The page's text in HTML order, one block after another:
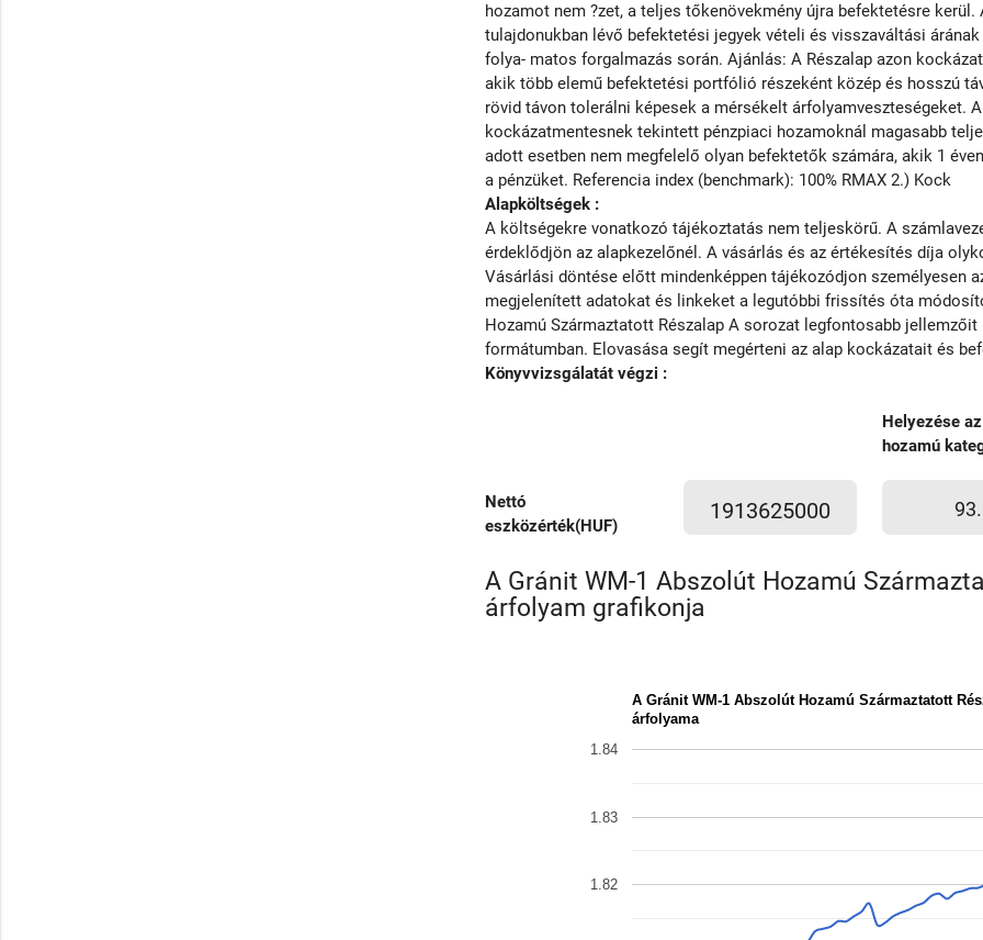
hozamot nem ?zet, a teljes tőkenövekmény újra befektetésre
tulajdonukban lévő befektetési jegyek vételi és visszaváltási
folya- matos forgalmazás során. Ajánlás: A Részalap azon
akik több elemű befektetési portfólió részeként közép és hosszú
rövid távon tolerálni képesek a mérsékelt árfolyamveszteségeket.
kockázatmentesnek tekintett pénzpiaci hozamoknál magasabb
adott esetben nem megfelelő olyan befektetők számára, akik 1
a pénzüket. Referencia index (benchmark): 100% RMAX 2.) Kock
Alapköltségek :
A költségekre vonatkozó tájékoztatás nem teljeskörű. A
érdeklődjön az alapkezelőnél. A vásárlás és az értékesítés díja
Vásárlási döntése előtt mindenképpen tájékozódjon személyesen
megjelenített adatokat és linkeket a legutóbbi frissítés óta
Hozamú Származtatott Részalap A sorozat legfontosabb
formátumban. Elovasása segít megérteni az alap kockázatait és
Könyvvizsgálatát végzi :
Helyezése
hozamú
Nettó
eszközérték(HUF)
1913625000 93.
A Gránit WM-1 Abszolút Hozamú
árfolyam grafikonja
A Gránit WM-1 Abszolút Hozamú Származtatott
árfolyama
1.82
1.83
1.84